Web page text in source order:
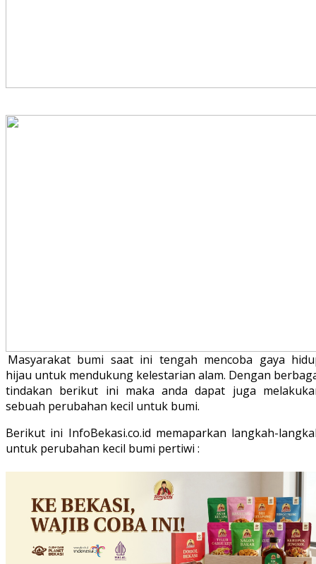
Masyarakat bumi saat ini tengah mencoba gaya
hijau untuk mendukung kelestarian alam. Dengan
tindakan berikut ini maka anda dapat juga
sebuah perubahan kecil untuk bumi.
Berikut ini InfoBekasi.co.id memaparkan langkah-
untuk perubahan kecil bumi pertiwi :